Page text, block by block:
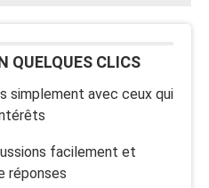
QUELQUES CLICS
simplement avec ceux qui
facilement et
réponses